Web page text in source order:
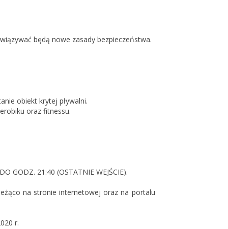
będą nowe zasady bezpieczeństwa.
obiekt krytej pływalni.
oraz fitnessu.
GODZ. 21:40 (OSTATNIE WEJŚCIE).
na stronie internetowej oraz na portalu
r.